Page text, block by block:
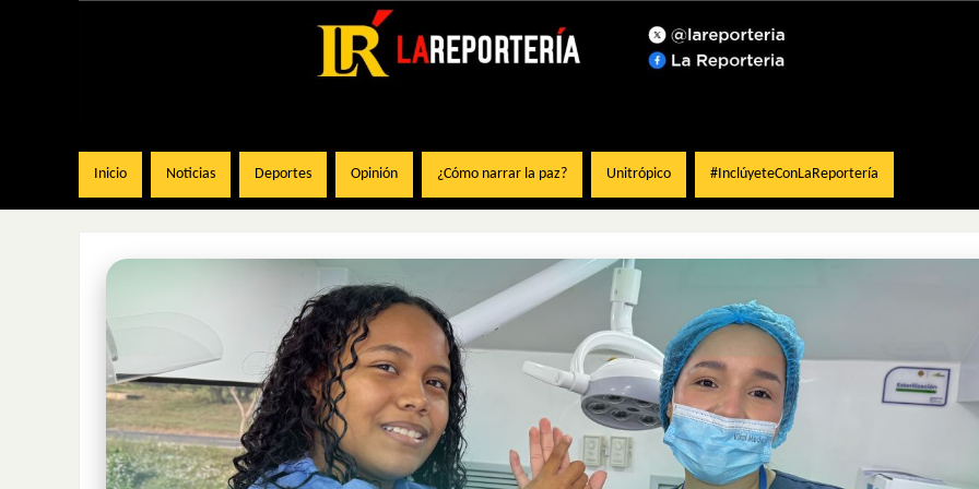
Inicio Noticias Deportes Opinión ¿Cómo narrar la paz? Unitrópico #InclúyeteConLaReportería